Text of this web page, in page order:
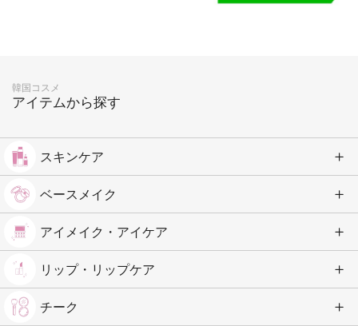
アイテムから探す
韓国コスメ
スキンケア
ベースメイク
アイメイク・アイケア
リップ・リップケア
チーク